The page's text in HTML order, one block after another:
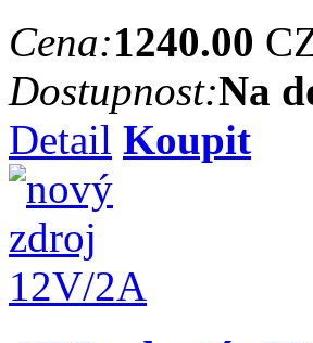
Cena:1240.00
Dostupnost:Na
Detail Koupit